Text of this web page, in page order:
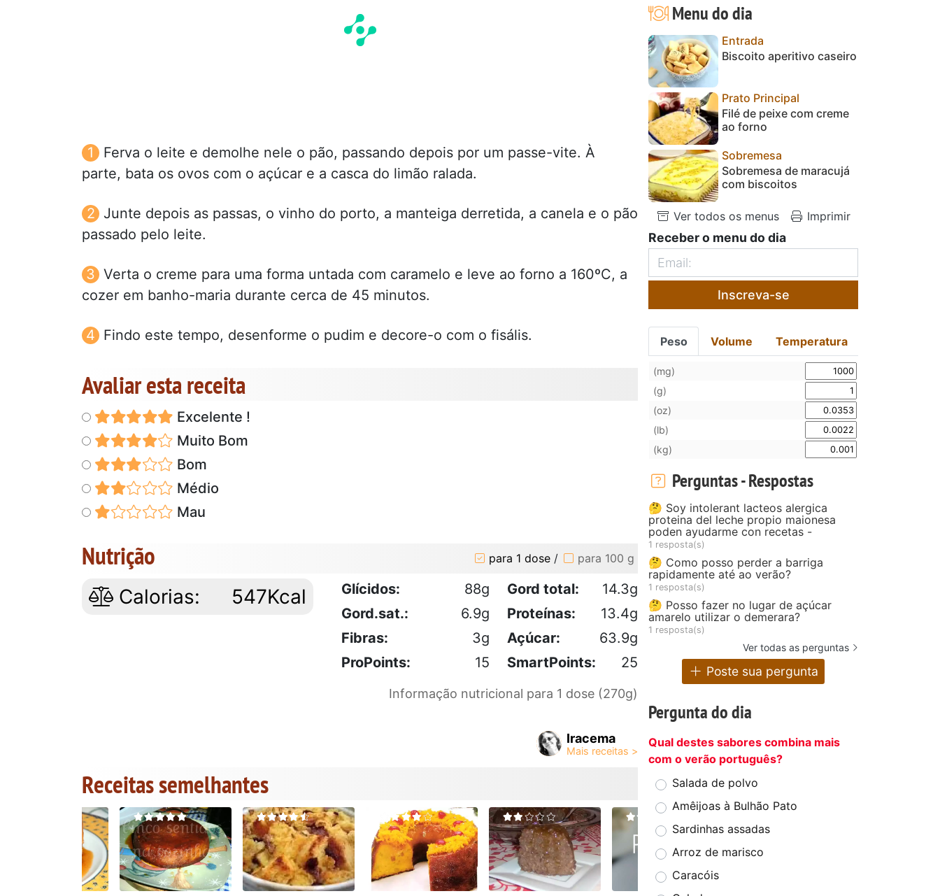
Ferva o leite e demolhe nele o pão, passando depois por um passe-vite. À
parte, bata os ovos com o açúcar e a casca do limão ralada.
Junte depois as passas, o vinho do porto, a manteiga derretida, a canela e o pão
passado pelo leite.
Verta o creme para uma forma untada com caramelo e leve ao forno a 160ºC, a
cozer em banho-maria durante cerca de 45 minutos.
Findo este tempo, desenforme o pudim e decore-o com o fisális.
Avaliar esta receita
Excelente !
Muito Bom
Bom
Médio
Mau
Nutrição para 1 dose / para 100 g
Calorias: 547Kcal Glícidos: 88g Gord total:
14.3g
Gord.sat.:
6.9g Proteínas:
13.4g
Fibras:
3g Açúcar:
63.9g
ProPoints:
15 SmartPoints: 25
Informação nutricional para 1 dose (270g)
Iracema
Receitas semelhantes
Menu do dia
Entrada
Biscoito aperitivo caseiro
Prato Principal
Filé de peixe com creme
ao forno
Sobremesa
Sobremesa de maracujá
com biscoitos
Ver todos os menus Imprimir
Receber o menu do dia
Inscreva-se
Peso Volume Temperatura
(mg)
(g)
(oz)
(lb)
(kg)
Perguntas - Respostas
🤔 Soy intolerant lacteos alergica
proteina del leche propio maionesa
poden ayudarme con recetas -
1 resposta(s)
🤔 Como posso perder a barriga
rapidamente até ao verão?
1 resposta(s)
🤔 Posso fazer no lugar de açúcar
amarelo utilizar o demerara?
1 resposta(s)
Ver todas as perguntas
Poste sua pergunta
Pergunta do dia
Qual destes sabores combina mais
com o verão português?
Salada de polvo
Amêijoas à Bulhão Pato
Sardinhas assadas
Arroz de marisco
Caracóis